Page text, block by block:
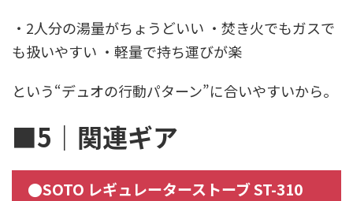
・2人分の湯量がちょうどいい ・焚き火でもガスで
も扱いやすい ・軽量で持ち運びが楽
という“デュオの行動パターン”に合いやすいから。
■5｜関連ギア
●SOTO レギュレーターストーブ ST-310